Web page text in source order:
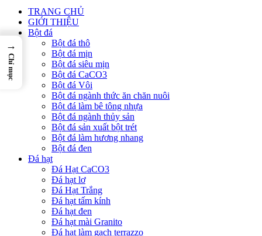
TRANG CHỦ
GIỚI THIỆU
Bột đá
Bột đá thô
Bột đá mịn
Bột đá siêu mịn
Bột đá CaCO3
Bột đá Vôi
Bột đá ngành thức ăn chăn nuôi
Bột đá làm bê tông nhựa
Bột đá ngành thủy sản
Bột đá sản xuất bột trét
Bột đá làm hương nhang
Bột đá đen
Đá hạt
Đá Hạt CaCO3
Đá hạt lơ
Đá Hạt Trắng
Đá hạt tấm kính
Đá hạt đen
Đá hạt mài Granito
Đá hạt làm gạch terrazzo
→
Chỉ mục